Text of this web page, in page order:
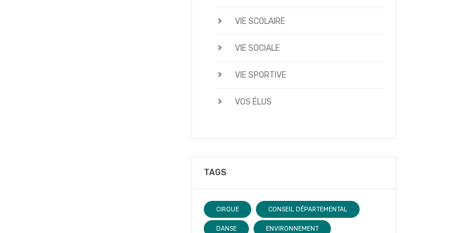
VIE SCOLAIRE
VIE SOCIALE
VIE SPORTIVE
VOS ÉLUS
TAGS
CIRQUE CONSEIL DÉPARTEMENTAL
DANSE ENVIRONNEMENT